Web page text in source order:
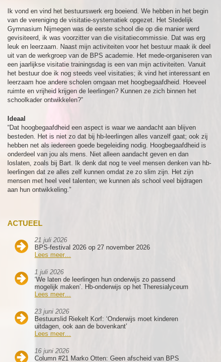
ACTUEEL
21 juli 2026
BPS-festival 2026 op 27 november 2026
Lees meer…
1 juli 2026
‘We laten de leerlingen hun onderwijs zo passend
mogelijk maken’. Hb-onderwijs op het Theresialyceum
Lees meer…
23 juni 2026
Bestuurslid Riekelt Korf: ‘Onderwijs moet kinderen
uitdagen, ook aan de bovenkant’
Lees meer…
16 juni 2026
Column #21 Marko Otten: Geen afscheid van BPS
Ik vond en vind het bestuurswerk erg boeiend. We hebben in het begin
van de vereniging de visitatie-systematiek opgezet. Het Stedelijk
Gymnasium Nijmegen was de eerste school die op die manier werd
gevisiteerd, ik was voorzitter van die visitatiecommissie. Dat was erg
leuk en leerzaam. Naast mijn activiteiten voor het bestuur maak ik deel
uit van de werkgroep van de BPS academie. Het mede-organiseren van
een jaarlijkse visitatie trainingsdag is een van mijn activiteiten. Vanuit
het bestuur doe ik nog steeds veel visitaties; ik vind het interessant en
leerzaam hoe andere scholen omgaan met hoogbegaafdheid. Hoeveel
ruimte en vrijheid krijgen de leerlingen? Kunnen ze zich binnen het
schoolkader ontwikkelen?”
Ideaal
“Dat hoogbegaafdheid een aspect is waar we aandacht aan blijven
besteden. Het is niet zo dat bij hb-leerlingen alles vanzelf gaat; ook zij
hebben net als iedereen goede begeleiding nodig. Hoogbegaafdheid is
onderdeel van jou als mens. Niet alleen aandacht geven en dan
loslaten, zoals bij Bart. Ik denk dat nog te veel mensen denken van hb-
leerlingen dat ze alles zelf kunnen omdat ze zo slim zijn. Het zijn
mensen met heel veel talenten; we kunnen als school veel bijdragen
aan hun ontwikkeling.”